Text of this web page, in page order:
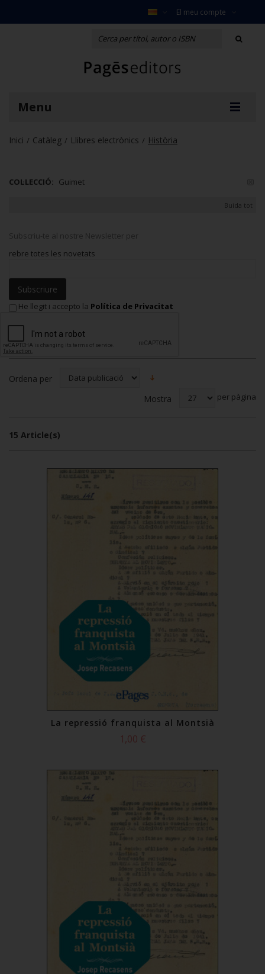
El meu compte
Menu
Inici / Catàleg / Llibres electrònics / Història
COL·LECCIÓ: Guimet
Buida tot
Subscriu-te al nostre Newsletter per
rebre totes les novetats
Subscriure
He llegit i accepto la Política de Privacitat
Ordena per
Mostra
per pàgina
15 Article(s)
La repressió franquista al Montsià
1,00 €